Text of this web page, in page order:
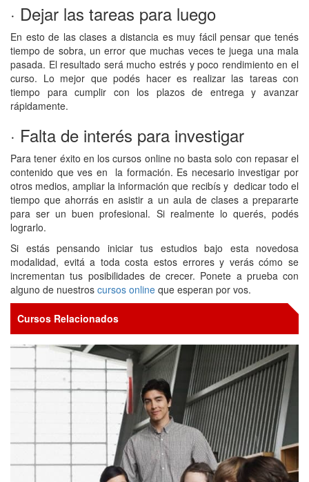
· Dejar las tareas para luego
En esto de las clases a distancia es muy fácil pensar que tenés
tiempo de sobra, un error que muchas veces te juega una mala
pasada. El resultado será mucho estrés y poco rendimiento en el
curso. Lo mejor que podés hacer es realizar las tareas con
tiempo para cumplir con los plazos de entrega y avanzar
rápidamente.
· Falta de interés para investigar
Para tener éxito en los cursos online no basta solo con repasar el
contenido que ves en la formación. Es necesario investigar por
otros medios, ampliar la información que recibís y dedicar todo el
tiempo que ahorrás en asistir a un aula de clases a prepararte
para ser un buen profesional. Si realmente lo querés, podés
lograrlo.
Si estás pensando iniciar tus estudios bajo esta novedosa
modalidad, evitá a toda costa estos errores y verás cómo se
incrementan tus posibilidades de crecer. Ponete a prueba con
alguno de nuestros cursos online que esperan por vos.
Cursos Relacionados